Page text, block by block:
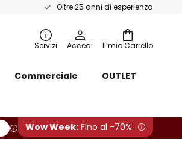
Oltre 25 anni di esperienza
Il mio Carrello
Servizi Accedi
Commerciale OUTLET
Wow Week: Fino al -70%